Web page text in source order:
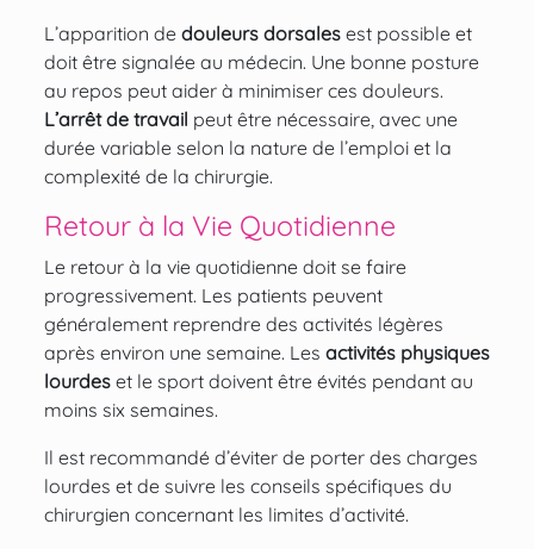
L’apparition de douleurs dorsalesest possible et
doit être signalée au médecin. Une bonne posture
au repos peut aider à minimiser ces douleurs.
L’arrêt de travail peut être nécessaire, avec une
durée variable selon la nature de l’emploi et la
complexité de la chirurgie.
Retour à la Vie Quotidienne
Le retour à la vie quotidienne doit se faire
progressivement. Les patients peuvent
généralement reprendre des activités légères
après environ une semaine. Les activités physiques
lourdeset le sport doivent être évités pendant au
moins six semaines.
Il est recommandé d’éviter de porter des charges
lourdes et de suivre les conseils spécifiques du
chirurgien concernant les limites d’activité.